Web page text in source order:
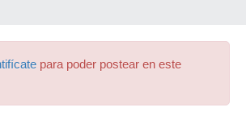
para poder postear en este